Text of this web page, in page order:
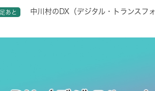
足あと 中川村のDX（デジタル・トランスフ